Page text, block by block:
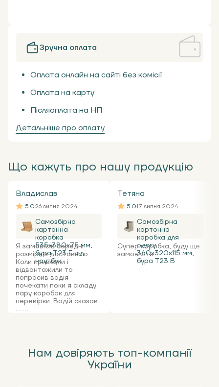
Зручна оплата
Оплата онлайн на сайті без комісії
Оплата на карту
Післяоплата на НП
Детальніше про оплату
Що кажуть про нашу продукцію
Владислав
5.026 липня 2024
Самозбірна
картонна
коробка
535x380x75 мм,
бура Т23 Е під
ноутбук
Я замовляв середні
розміри з доставкою.
Коли привезли і
відвантажили то
попросив водія
почекати поки я складу
пару коробок для
перевірки. Водій сказав
... ...
Тетяна
5.017 липня 2024
Самозбірна
картонна
коробка для
одягу
360х320х115 мм,
бура Т23 В
Супер коробка, буду ще
замовляти ...
Нам довіряють топ-компанії
України